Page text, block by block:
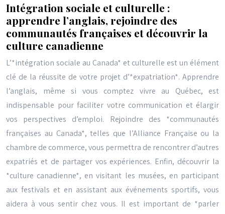
Intégration sociale et culturelle :
apprendre l’anglais, rejoindre des
communautés françaises et découvrir la
culture canadienne
L’*intégration sociale au Canada* et culturelle est un élément
clé de la réussite de votre projet d’*expatriation*. Apprendre
l’anglais, même si vous comptez vivre au Québec, est
indispensable pour faciliter votre communication et élargir
vos perspectives d’emploi. Rejoindre des *communautés
françaises au Canada*, telles que l’Alliance Française ou la
chambre de commerce, vous permettra de rencontrer d’autres
expatriés et de partager vos expériences. Enfin, découvrir la
*culture canadienne*, en visitant les musées, en participant
aux festivals et en assistant aux événements sportifs, vous
aidera à vous sentir chez vous. Il est important de *parler